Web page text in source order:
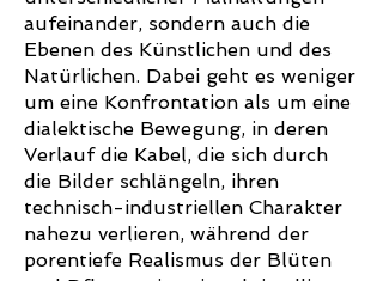
aufeinander, sondern auch die
Ebenen des Künstlichen und des
Natürlichen. Dabei geht es weniger
um eine Konfrontation als um eine
dialektische Bewegung, in deren
Verlauf die Kabel, die sich durch
die Bilder schlängeln, ihren
technisch-industriellen Charakter
nahezu verlieren, während der
porentiefe Realismus der Blüten